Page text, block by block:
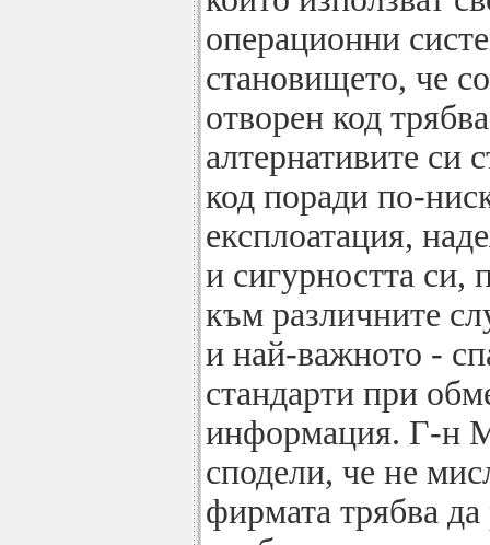
операционни
становището, че
отворен код
алтернативите си
код поради по-
експлоатация,
и сигурността си,
към различните
и най-важното -
стандарти при
информация. Г-н
сподели, че не
фирмата трябва